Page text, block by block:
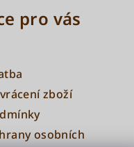
pro vás
zboží
osobních